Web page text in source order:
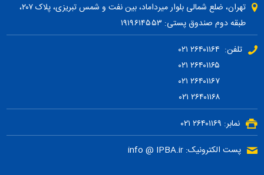
تهران، ضلع شمالی بلوار میرداماد، بین نفت و شمس تبریزی، پلاک ۲۰۷،
طبقه دوم صندوق پستی: ۱۹۱۹۶۱۴۵۵۳
تلفن: ۲۶۴۰۱۱۶۴ ۰۲۱
۲۶۴۰۱۱۶۷ ۰۲۱
۲۶۴۰۱۱۶۸ ۰۲۱
نمابر: ۲۶۴۰۱۱۶۹ ۰۲۱
پست الکترونیک: info @ IPBA.ir